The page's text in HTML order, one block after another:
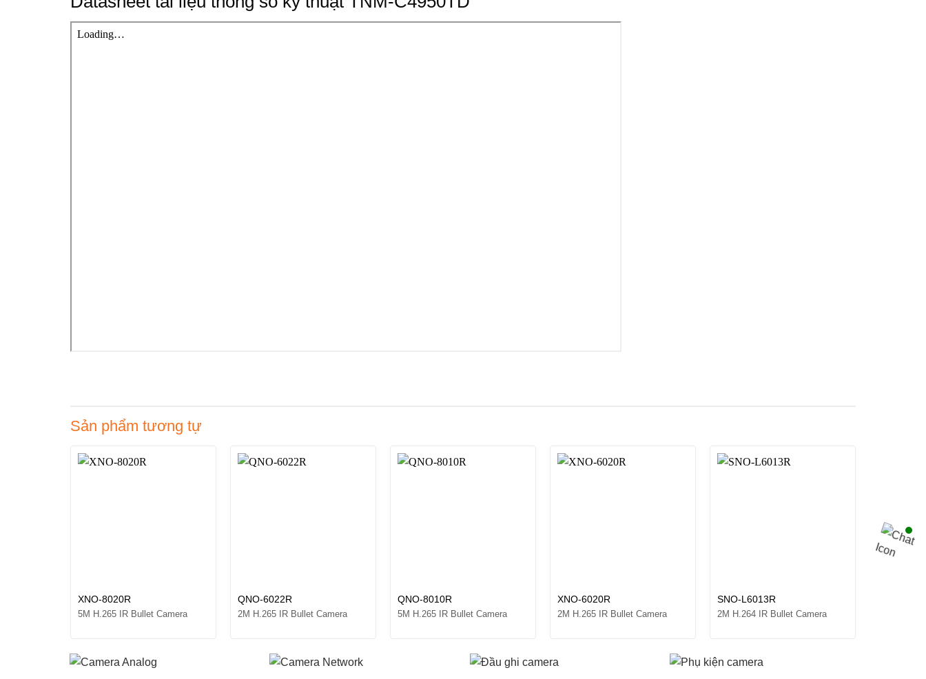
Sản phẩm tương tự
XNO-8020R
5M H.265 IR Bullet Camera
QNO-6022R
2M H.265 IR Bullet Camera
QNO-8010R
5M H.265 IR Bullet Camera
XNO-6020R
2M H.265 IR Bullet Camera
SNO-L6013R
2M H.264 IR Bullet Camera